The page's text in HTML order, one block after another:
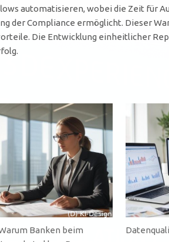
automatisieren, wobei die Zeit für
der Compliance ermöglicht. Dieser
Die Entwicklung einheitlicher
Banken beim